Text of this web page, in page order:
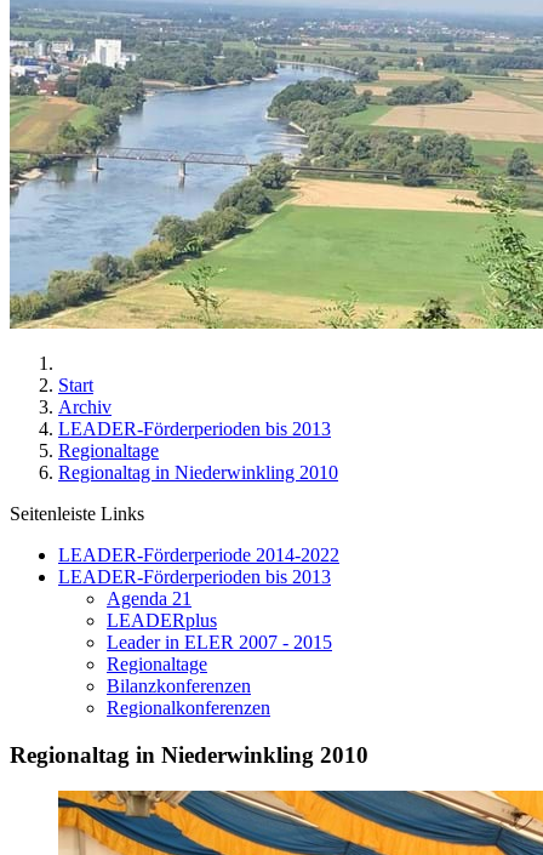
Start
Archiv
LEADER-Förderperioden bis 2013
Regionaltage
Regionaltag in Niederwinkling 2010
Seitenleiste Links
LEADER-Förderperiode 2014-2022
LEADER-Förderperioden bis 2013
Agenda 21
LEADERplus
Leader in ELER 2007 - 2015
Regionaltage
Bilanzkonferenzen
Regionalkonferenzen
Regionaltag in Niederwinkling 2010